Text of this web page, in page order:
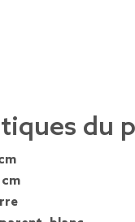
du
cm